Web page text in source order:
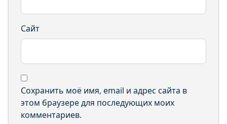
Сайт
Сохранить моё имя, email и адрес сайта в
этом браузере для последующих моих
комментариев.